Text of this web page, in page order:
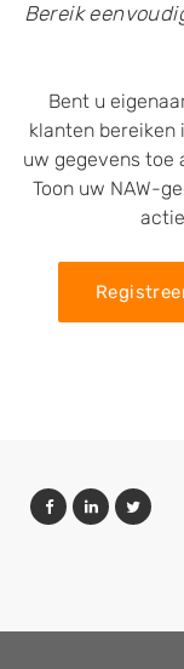
Bereik
Bent u
klanten bereiken
uw gegevens toe
Toon uw NAW-